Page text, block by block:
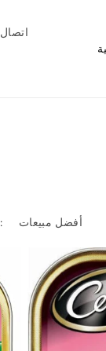
اتصال
ترتيب حسب: